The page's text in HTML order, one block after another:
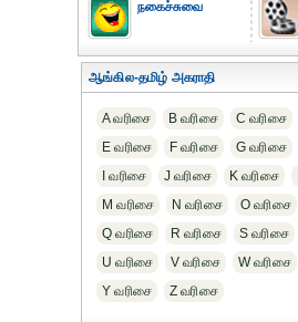
நகைச்சுவை
ஆங்கில-தமிழ் அகராதி
A வரிசை B வரிசை C வரிசை
E வரிசை
F வரிசை G வரிசை
I வரிசை
J வரிசை K வரிசை
M வரிசை
N வரிசை O வரிசை
Q வரிசை
R வரிசை S வரிசை
U வரிசை
V வரிசை W வரிசை
Y வரிசை
Z வரிசை